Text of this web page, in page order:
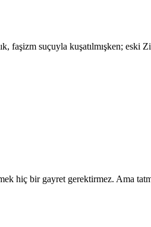
faşizm suçuyla kuşatılmışken; eski
hiç bir gayret gerektirmez. Ama